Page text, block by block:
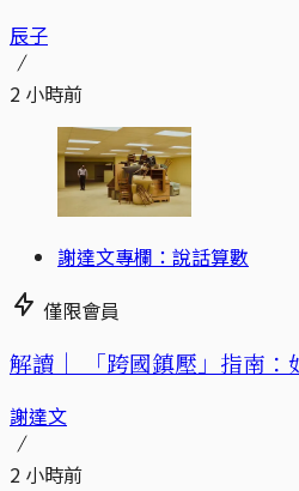
辰子
2 小時前
謝達文專欄：說話算數
僅限會員
解讀｜ 「跨國鎮壓」指南
謝達文
2 小時前